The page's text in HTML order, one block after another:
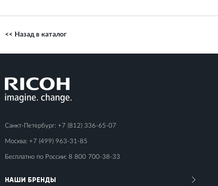
<< Назад в каталог
Санкт-Петербург: +7 (812) 336-65-07
Москва: +7 (499) 963-31-85
Бесплатно по России: 8 800 700-38-33
НАШИ БРЕНДЫ